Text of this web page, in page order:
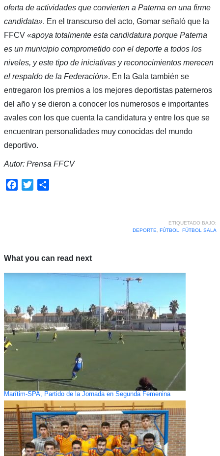
oferta de actividades que convierten a Paterna en una firme
candidata». En el transcurso del acto, Gomar señaló que la
FFCV «apoya totalmente esta candidatura porque Paterna
es un municipio comprometido con el deporte a todos los
niveles, y este tipo de iniciativas y reconocimientos merecen
el respaldo de la Federación». En la Gala también se
entregaron los premios a los mejores deportistas paterneros
del año y se dieron a conocer los numerosos e importantes
avales con los que cuenta la candidatura y entre los que se
encuentran personalidades muy conocidas del mundo
deportivo.
Autor: Prensa FFCV
Facebook
Twitter
ETIQUETADO BAJO:
DEPORTE
FÚTBOL FÚTBOL SALA
What you can read next
Marítim-SPA, Partido de la Jornada en Segunda Femenina